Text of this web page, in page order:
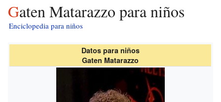
Gaten Matarazzo para niños
Enciclopedia para niños
Datos para niños
Gaten Matarazzo